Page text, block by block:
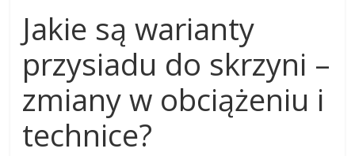
Jakie są warianty
przysiadu do skrzyni –
zmiany w obciążeniu i
technice?